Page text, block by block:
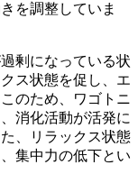
を調整していま
剰になっている状
ス状態を促し、エ
のため、ワゴトニ
消化活動が活発に
、リラックス状態
集中力の低下とい